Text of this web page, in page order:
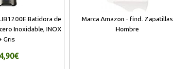
Batidora de
Inoxidable, INOX
Gris
Marca Amazon - find. Zapatillas
Hombre